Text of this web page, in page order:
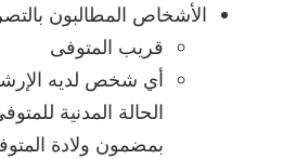
الأشخاص المطالبون
قريب المتوفى
أي شخص لديه
الحالة المدنية
بمضمون ولادة